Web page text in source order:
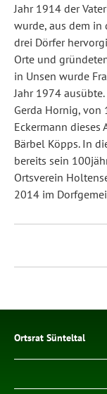
Jahr 1914 der
wurde, aus dem in
drei Dörfer
Orte und
in Unsen wurde
Jahr 1974
Gerda Hornig, von
Eckermann dieses
Bärbel Köpps. In
bereits sein
Ortsverein
2014 im
Ortsrat Sünteltal